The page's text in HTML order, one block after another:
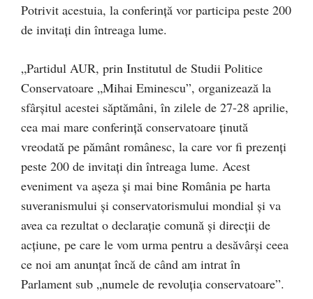
Potrivit acestuia, la conferință vor participa peste 200
de invitați din întreaga lume.
„Partidul AUR, prin Institutul de Studii Politice
Conservatoare „Mihai Eminescu”, organizează la
sfârșitul acestei săptămâni, în zilele de 27-28 aprilie,
cea mai mare conferință conservatoare ținută
vreodată pe pământ românesc, la care vor fi prezenți
peste 200 de invitați din întreaga lume. Acest
eveniment va așeza și mai bine România pe harta
suveranismului și conservatorismului mondial și va
avea ca rezultat o declarație comună și direcții de
acțiune, pe care le vom urma pentru a desăvârși ceea
ce noi am anunțat încă de când am intrat în
Parlament sub „numele de revoluția conservatoare”.